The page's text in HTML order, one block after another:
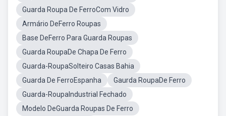
Guarda Roupa De FerroCom Vidro
Armário DeFerro Roupas
Base DeFerro Para Guarda Roupas
Guarda RoupaDe Chapa De Ferro
Guarda-RoupaSolteiro Casas Bahia
Guarda De FerroEspanha
Gaurda RoupaDe Ferro
Guarda-RoupaIndustrial Fechado
Modelo DeGuarda Roupas De Ferro